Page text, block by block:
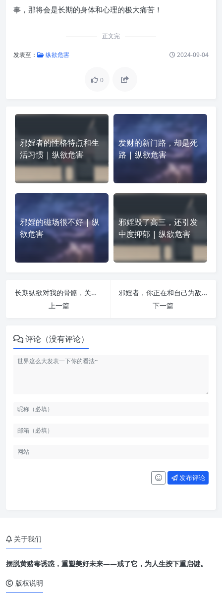
事，那将会是长期的身体和心理的极大痛苦！
正文完
发表至： 纵欲危害 2024-09-04
0
邪婬者的性格特点和生
活习惯 | 纵欲危害
发财的新门路，却是死
路 | 纵欲危害
邪婬的磁场很不好 | 纵
欲危害
邪婬毁了高三，还引发
中度抑郁 | 纵欲危害
长期纵欲对我的骨骼，关节的严重损害 | 纵欲危害
上一篇
邪婬者，你正在和自己为敌 | 纵欲危害
下一篇
评论（没有评论）
发布评论
关于我们
摆脱黄赌毒诱惑，重塑美好未来——戒了它，为人生按下重启键。
版权说明